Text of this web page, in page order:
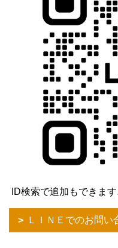
ID検索で追加もできます
ＬＩＮＥでのお問い